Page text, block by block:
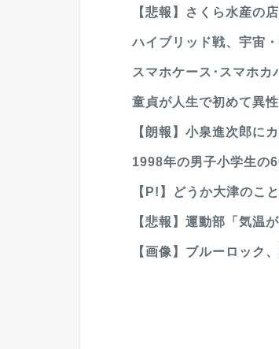
【悲報】さくら水産の
ハイブリッド戦、宇宙
スマホケース･スマホカ
童貞が人生で初めて異
【朗報】小泉進次郎に
1998年の男子小学生の
【P!】どうか大津のこ
【悲報】運動部「気温
【画像】ブルーロック